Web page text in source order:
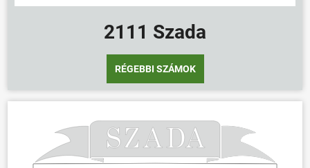
2111 Szada
RÉGEBBI SZÁMOK